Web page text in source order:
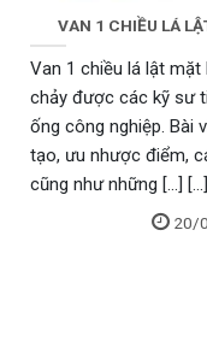
VAN 1 CHIỀU LÁ
Van 1 chiều lá lật
chảy được các kỹ sư
ống công nghiệp. Bài
tạo, ưu nhược điểm,
cũng như những [...] [...]
20/